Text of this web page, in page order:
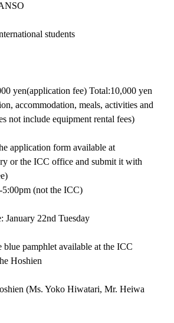
students
yen(application fee) Total:10,000 yen
accommodation, meals, activities and
not include equipment rental fees)
application form available at
or the ICC office and submit it with
(not the ICC)
January 22nd Tuesday
blue pamphlet available at the ICC
Hoshien
(Ms. Yoko Hiwatari, Mr. Heiwa